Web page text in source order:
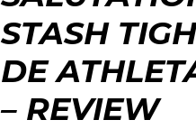
STASH
DE
– REVIEW